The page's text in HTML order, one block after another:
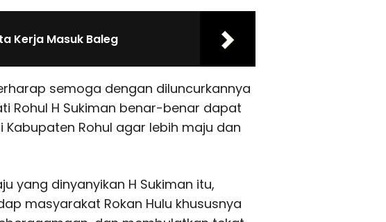
Kerja Masuk Baleg
semoga dengan diluncurkannya
Rohul H Sukiman benar-benar dapat
Rohul agar lebih maju dan
yang dinyanyikan H Sukiman itu,
masyarakat Rokan Hulu khususnya